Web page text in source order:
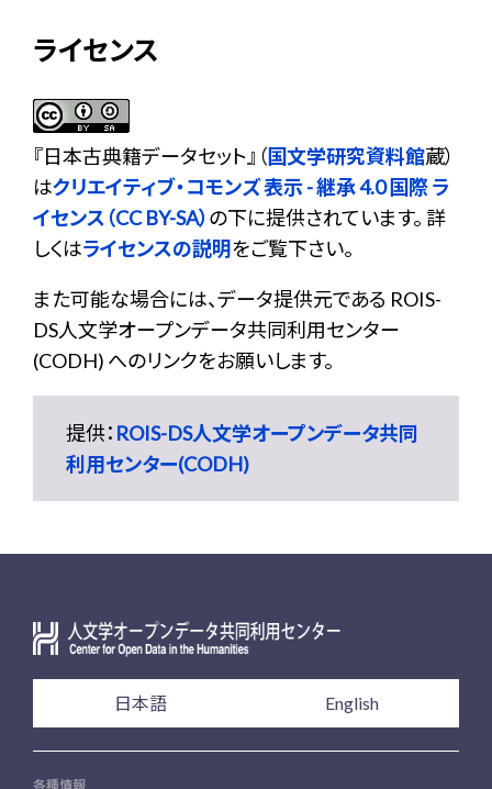
ライセンス
『日本古典籍データセット 』（国文学研究資料館蔵）
はクリエイティブ・コモンズ 表示 - 継承 4.0 国際 ラ
イセンス（CC BY-SA） の下に提供されています。 詳
しくはライセンスの説明をご覧下さい。
また可能な場合には、データ提供元である ROIS-
DS人文学オープンデータ共同利用センター
(CODH) へのリンクをお願いします。
提供： ROIS-DS人文学オープンデータ共同
利用センター(CODH)
日本語 English
各種情報